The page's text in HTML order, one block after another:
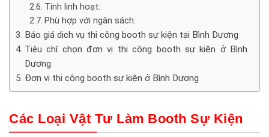
Tính linh hoạt:
Phù hợp với ngân sách:
Báo giá dịch vụ thi công booth sự kiện tại Bình Dương
Tiêu chí chọn đơn vị thi công booth sự kiện ở Bình
Dương
Đơn vị thi công booth sự kiện ở Bình Dương
Các Loại Vật Tư Làm Booth Sự Kiện